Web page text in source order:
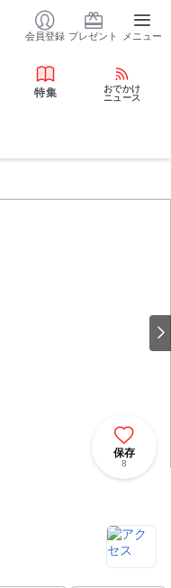
会員登録 プレゼント メニュー
特集
おでかけ
ニュース
保存
8